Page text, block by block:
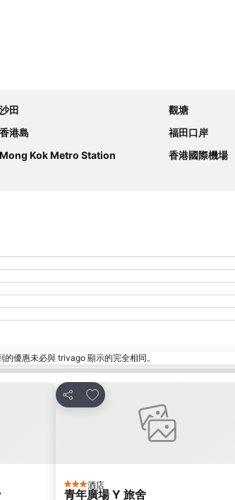
沙田
觀塘
香港島
福田口岸
Mong Kok Metro Station
香港國際機場
優惠未必與 trivago 顯示的完全相同。
分享
放到收藏夾
3 星級酒店
青年廣場 Y 旅舍